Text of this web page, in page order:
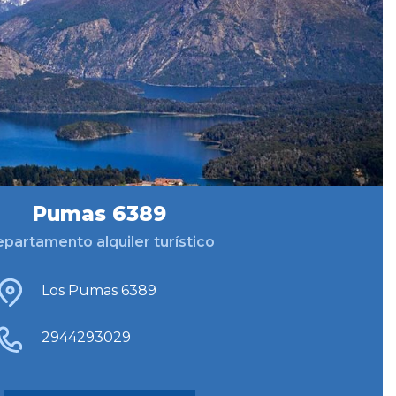
Pumas 6389
alquiler turístico
Los Pumas 6389
2944293029